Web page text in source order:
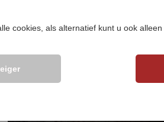
cookies, als alternatief kunt u ook alleen